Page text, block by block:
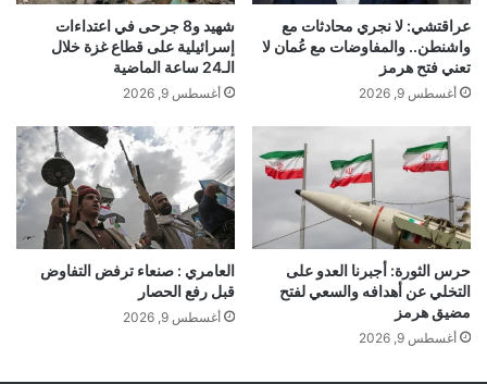
عراقتشي: لا نجري محادثات مع
واشنطن.. والمفاوضات مع عُمان لا
تعني فتح هرمز
أغسطس 9, 2026
شهيد و8 جرحى في اعتداءات
إسرائيلية على قطاع غزة خلال
الـ24 ساعة الماضية
أغسطس 9, 2026
حرس الثورة: أجبرنا العدو على
التخلي عن أهدافه والسعي لفتح
مضيق هرمز
أغسطس 9, 2026
العامري : صنعاء ترفض التفاوض
قبل رفع الحصار
أغسطس 9, 2026